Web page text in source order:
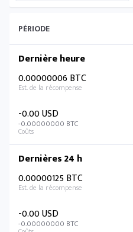
PÉRIODE
Dernière heure
0.00000006 BTC
-0.00 USD
-0.00000000 BTC
Dernières 24 h
0.00000125 BTC
-0.00 USD
-0.00000000 BTC